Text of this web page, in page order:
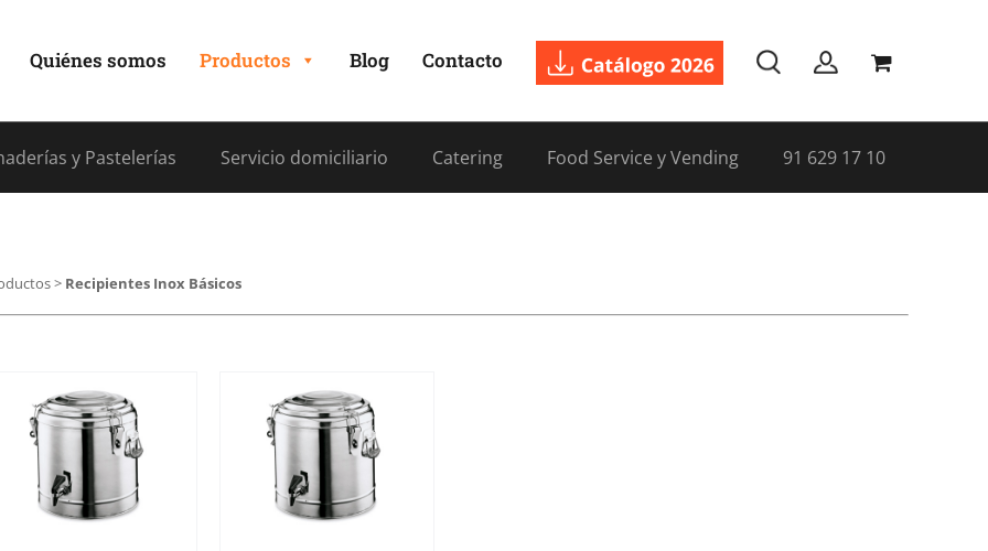
Quiénes somos Productos Blog Contacto
y Pastelerías Servicio domiciliario Catering Food Service y Vending 91 629 17 10
> Recipientes Inox Básicos